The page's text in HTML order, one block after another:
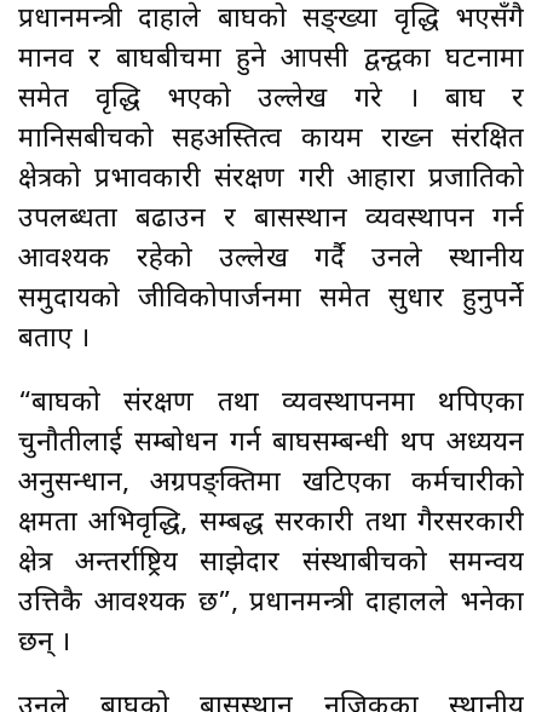
प्रधानमन्त्री दाहाले बाघको सङ्ख्या वृद्धि भएसँगै
मानव र बाघबीचमा हुने आपसी द्वन्द्वका घटनामा
समेत वृद्धि भएको उल्लेख गरे । बाघ र
मानिसबीचको सहअस्तित्व कायम राख्न संरक्षित
क्षेत्रको प्रभावकारी संरक्षण गरी आहारा प्रजातिको
उपलब्धता बढाउन र बासस्थान व्यवस्थापन गर्न
आवश्यक रहेको उल्लेख गर्दै उनले स्थानीय
समुदायको जीविकोपार्जनमा समेत सुधार हुनुपर्ने
बताए ।
“बाघको संरक्षण तथा व्यवस्थापनमा थपिएका
चुनौतीलाई सम्बोधन गर्न बाघसम्बन्धी थप अध्ययन
अनुसन्धान, अग्रपङ्क्तिमा खटिएका कर्मचारीको
क्षमता अभिवृद्धि, सम्बद्ध सरकारी तथा गैरसरकारी
क्षेत्र अन्तर्राष्ट्रिय साझेदार संस्थाबीचको समन्वय
उत्तिकै आवश्यक छ”, प्रधानमन्त्री दाहालले भनेका
छन् ।